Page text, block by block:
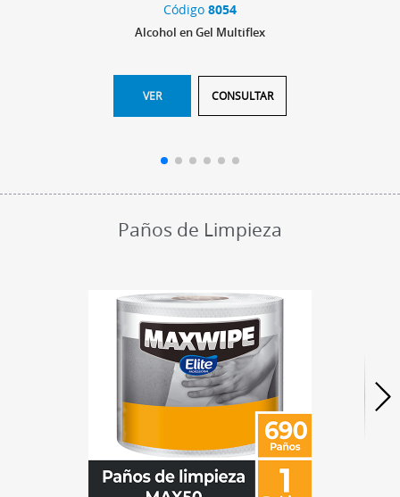
Código 8054
Alcohol en Gel Multiflex
VER CONSULTAR
Paños de Limpieza